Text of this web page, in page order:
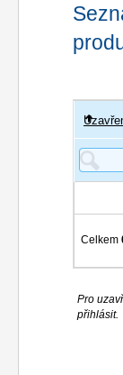
Celkem
Pro
přihlásit.